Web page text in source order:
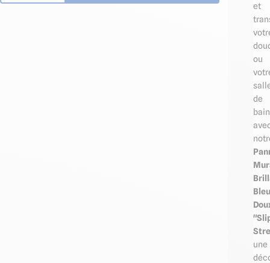
et
ou
de
bain
Bleu
une